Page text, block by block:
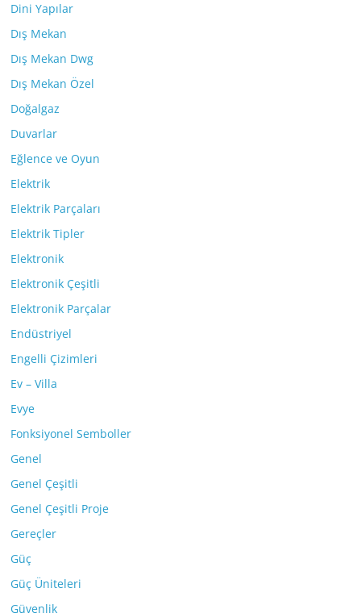
Dini Yapılar
Dış Mekan
Dış Mekan Dwg
Dış Mekan Özel
Doğalgaz
Duvarlar
Eğlence ve Oyun
Elektrik
Elektrik Parçaları
Elektrik Tipler
Elektronik
Elektronik Çeşitli
Elektronik Parçalar
Endüstriyel
Engelli Çizimleri
Ev – Villa
Evye
Fonksiyonel Semboller
Genel
Genel Çeşitli
Genel Çeşitli Proje
Gereçler
Güç
Güç Üniteleri
Güvenlik